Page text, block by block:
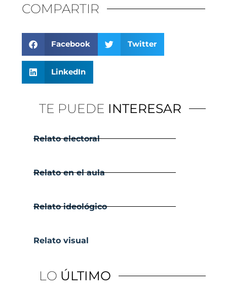
COMPARTIR
Facebook Twitter
LinkedIn
TE PUEDE INTERESAR
Relato electoral
Relato en el aula
Relato ideológico
Relato visual
LO ÚLTIMO